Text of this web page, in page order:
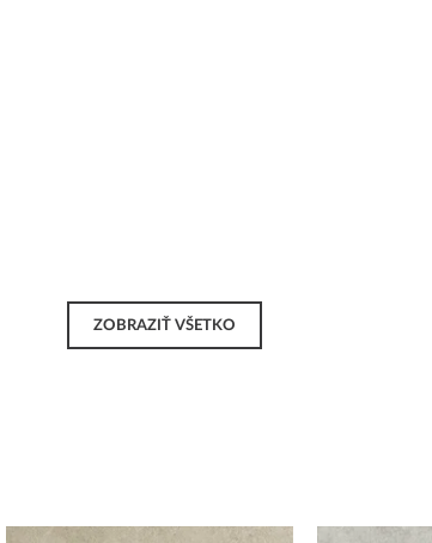
ZOBRAZIŤ VŠETKO